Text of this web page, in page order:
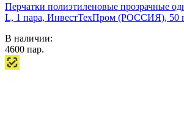
Перчатки полиэтиленовые прозрачные
L, 1 пара, ИнвестТехПром (РОССИЯ), 50
В наличии:
4600 пар.